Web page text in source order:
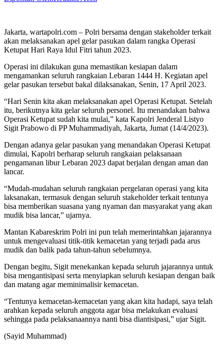
Jakarta, wartapolri.com – Polri bersama dengan stakeholder terkait
akan melaksanakan apel gelar pasukan dalam rangka Operasi
Ketupat Hari Raya Idul Fitri tahun 2023.
Operasi ini dilakukan guna memastikan kesiapan dalam
mengamankan seluruh rangkaian Lebaran 1444 H. Kegiatan apel
gelar pasukan tersebut bakal dilaksanakan, Senin, 17 April 2023.
“Hari Senin kita akan melaksanakan apel Operasi Ketupat. Setelah
itu, berikutnya kita gelar seluruh personel. Itu menandakan bahwa
Operasi Ketupat sudah kita mulai,” kata Kapolri Jenderal Listyo
Sigit Prabowo di PP Muhammadiyah, Jakarta, Jumat (14/4/2023).
Dengan adanya gelar pasukan yang menandakan Operasi Ketupat
dimulai, Kapolri berharap seluruh rangkaian pelaksanaan
pengamanan libur Lebaran 2023 dapat berjalan dengan aman dan
lancar.
“Mudah-mudahan seluruh rangkaian pergelaran operasi yang kita
laksanakan, termasuk dengan seluruh stakeholder terkait tentunya
bisa memberikan suasana yang nyaman dan masyarakat yang akan
mudik bisa lancar,” ujarnya.
Mantan Kabareskrim Polri ini pun telah memerintahkan jajarannya
untuk mengevaluasi titik-titik kemacetan yang terjadi pada arus
mudik dan balik pada tahun-tahun sebelumnya.
Dengan begitu, Sigit menekankan kepada seluruh jajarannya untuk
bisa mengantisipasi serta menyiapkan seluruh kesiapan dengan baik
dan matang agar meminimalisir kemacetan.
“Tentunya kemacetan-kemacetan yang akan kita hadapi, saya telah
arahkan kepada seluruh anggota agar bisa melakukan evaluasi
sehingga pada pelaksanaannya nanti bisa diantisipasi,” ujar Sigit.
(Sayid Muhammad)